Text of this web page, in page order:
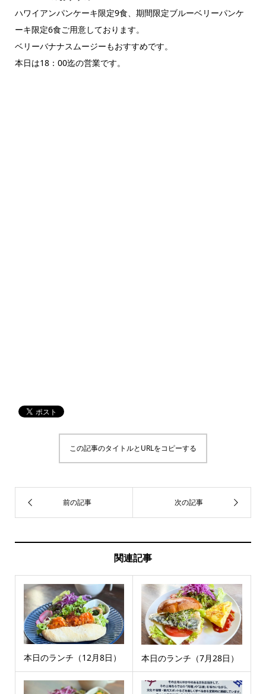
ハワイアンパンケーキ限定9食、期間限定ブルーベリーパンケ
ーキ限定6食ご用意しております。
ベリーバナナスムージーもおすすめです。
本日は18：00迄の営業です。
この記事のタイトルとURLをコピーする
関連記事
本日のランチ（12月8日） 本日のランチ（7月28日）